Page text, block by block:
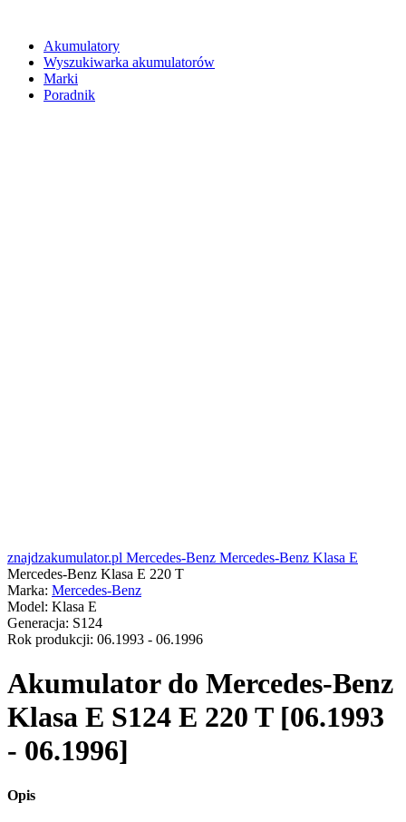
Akumulatory
Wyszukiwarka akumulatorów
Marki
Poradnik
znajdzakumulator.pl Mercedes-Benz Mercedes-Benz Klasa E
Mercedes-Benz Klasa E 220 T
Marka: Mercedes-Benz
Model: Klasa E
Generacja: S124
Rok produkcji: 06.1993 - 06.1996
Akumulator do Mercedes-Benz
Klasa E S124 E 220 T [06.1993
- 06.1996]
Opis